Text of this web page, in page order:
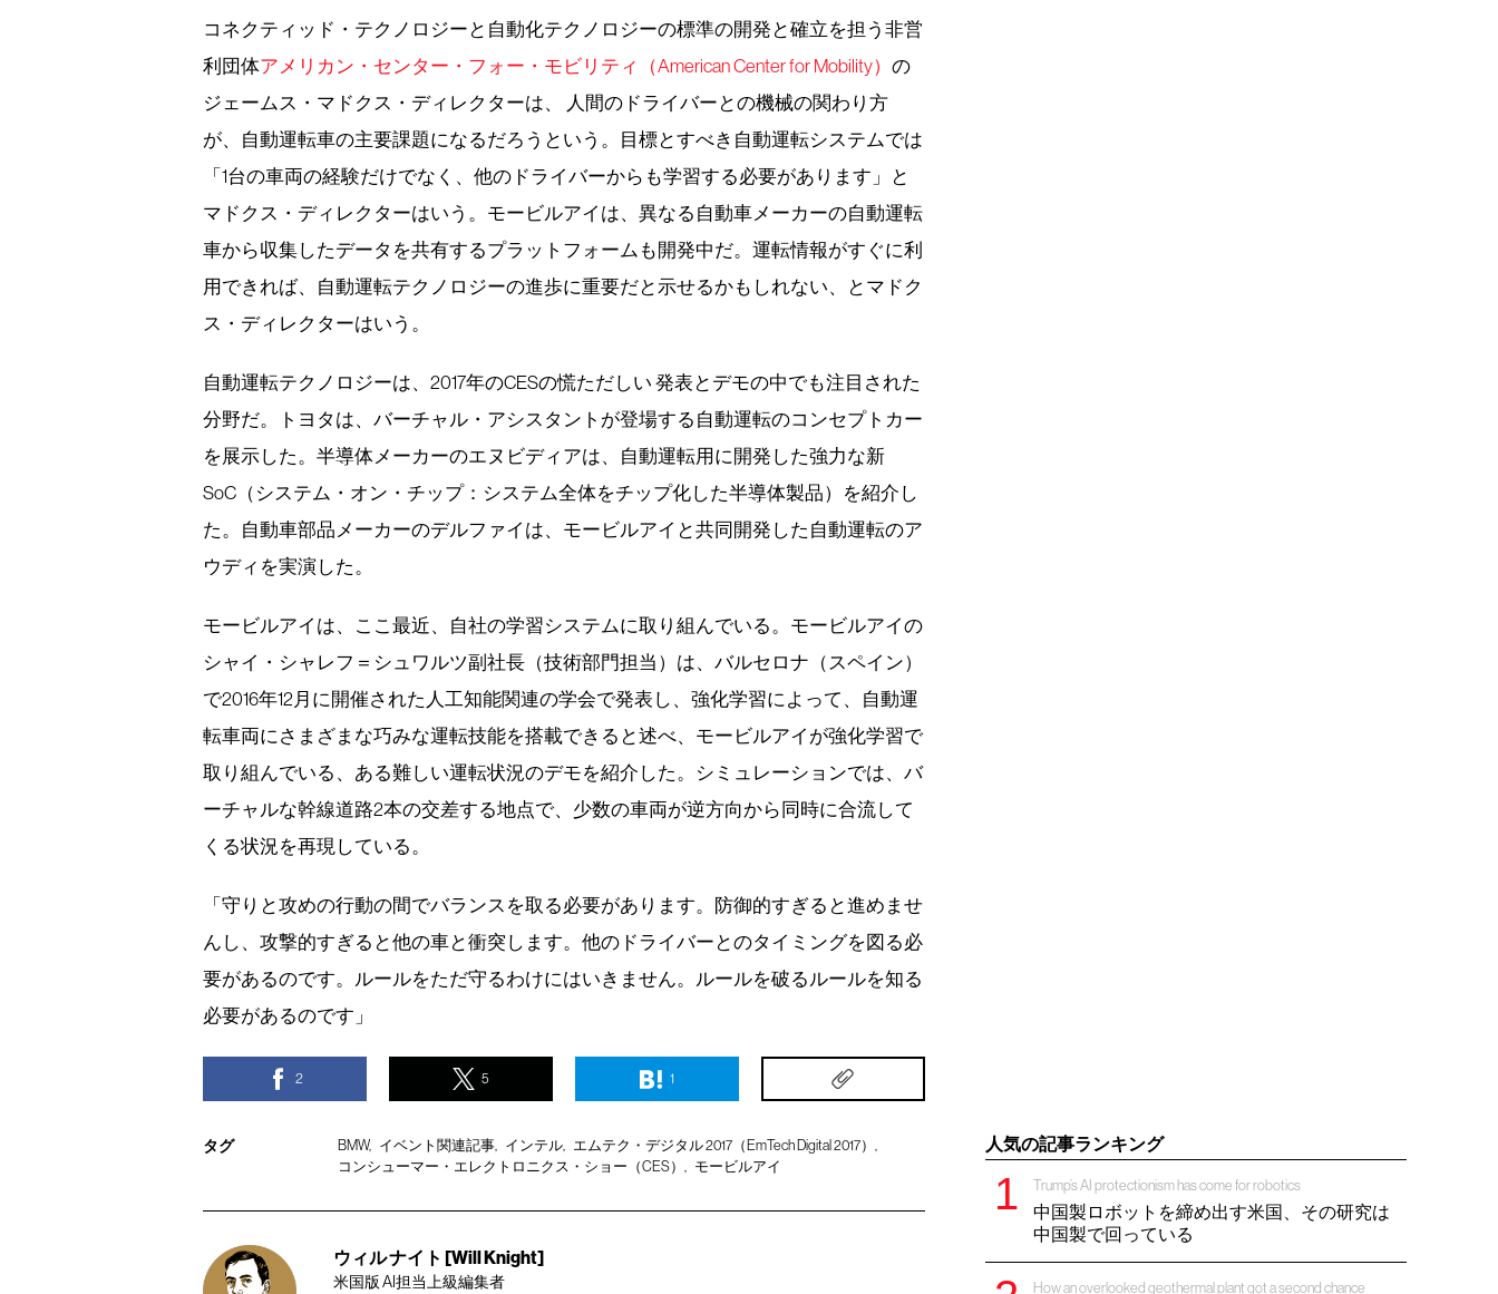
コネクティッド・テクノロジーと自動化テクノロジーの標準の開発と確立を担う非営
利団体アメリカン・センター・フォー・モビリティ（American Center for Mobility） の
ジェームス・マドクス・ディレクターは、 人間のドライバーとの機械の関わり方
が、自動運転車の主要課題になるだろうという。目標とすべき自動運転システムでは
「1台の車両の経験だけでなく、他のドライバーからも学習する必要があります」と
マドクス・ディレクターはいう。モービルアイは、異なる自動車メーカーの自動運転
車から収集したデータを共有するプラットフォームも開発中だ。運転情報がすぐに利
用できれば、自動運転テクノロジーの進歩に重要だと示せるかもしれない、とマドク
ス・ディレクターはいう。
自動運転テクノロジーは、2017年のCESの慌ただしい 発表とデモの中でも注目された
分野だ。トヨタは、バーチャル・アシスタントが登場する自動運転のコンセプトカー
を展示した。半導体メーカーのエヌビディアは、自動運転用に開発した強力な新
SoC（システム・オン・チップ：システム全体をチップ化した半導体製品）を紹介し
た。自動車部品メーカーのデルファイは、モービルアイと共同開発した自動運転のア
ウディを実演した。
モービルアイは、ここ最近、自社の学習システムに取り組んでいる。モービルアイの
シャイ・シャレフ＝シュワルツ副社長（技術部門担当）は、バルセロナ（スペイン）
で2016年12月に開催された人工知能関連の学会で発表し、強化学習によって、自動運
転車両にさまざまな巧みな運転技能を搭載できると述べ、モービルアイが強化学習で
取り組んでいる、ある難しい運転状況のデモを紹介した。シミュレーションでは、バ
ーチャルな幹線道路2本の交差する地点で、少数の車両が逆方向から同時に合流して
くる状況を再現している。
「守りと攻めの行動の間でバランスを取る必要があります。防御的すぎると進めませ
んし、攻撃的すぎると他の車と衝突します。他のドライバーとのタイミングを図る必
要があるのです。ルールをただ守るわけにはいきません。ルールを破るルールを知る
必要があるのです」
2 5 1
人気の記事ランキング
Trump’s AI protectionism has come for robotics
中国製ロボットを締め出す米国、その研究は
中国製で回っている
How an overlooked geothermal plant got a second chance
タグ BMW イベント関連記事 インテル
エムテク・デジタル 2017（EmTech Digital 2017）
コンシューマー・エレクトロニクス・ショー（CES）
モービルアイ
ウィル ナイト [Will Knight]
米国版 AI担当上級編集者